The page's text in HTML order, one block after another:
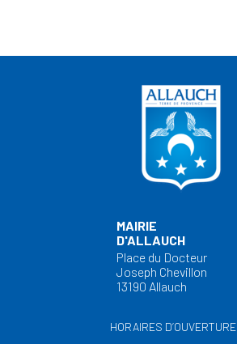
MAIRIE
D'ALLAUCH
Place du Docteur
Joseph Chevillon
13190 Allauch
HORAIRES D’OUVERTURE